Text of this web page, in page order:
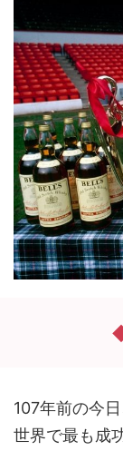
107年前の今
世界で最も成